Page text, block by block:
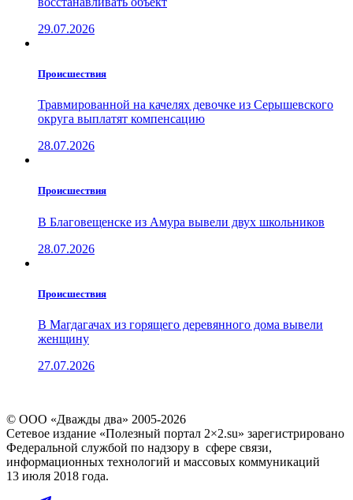
29.07.2026
Проиcшествия
Травмированной на качелях девочке из Серышевского
округа выплатят компенсацию
28.07.2026
Проиcшествия
В Благовещенске из Амура вывели двух школьников
28.07.2026
Проиcшествия
В Магдагачах из горящего деревянного дома вывели
женщину
27.07.2026
© ООО «Дважды два» 2005-2026
Сетевое издание «Полезный портал 2×2.su» зарегистрировано
Федеральной службой по надзору в сфере связи,
информационных технологий и массовых коммуникаций
13 июля 2018 года.